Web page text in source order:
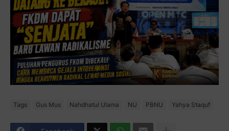
Tags Gus Mus Nahdhatul Ulama NU PBNU Yahya Staquf